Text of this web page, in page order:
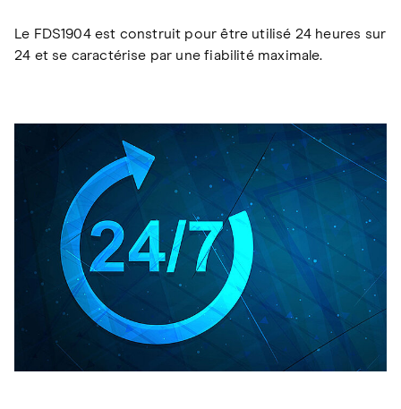
Le FDS1904 est construit pour être utilisé 24 heures sur
24 et se caractérise par une fiabilité maximale.